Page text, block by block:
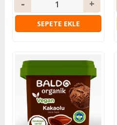
SEPETE EKLE